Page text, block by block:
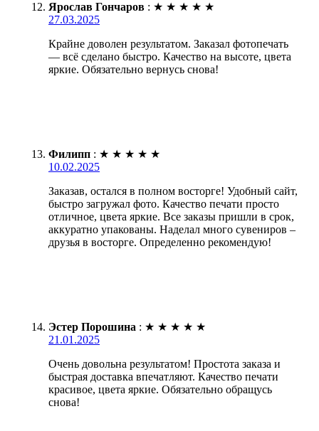
Ярослав Гончаров : ★ ★ ★ ★ ★
27.03.2025
Крайне доволен результатом. Заказал фотопечать
— всё сделано быстро. Качество на высоте, цвета
яркие. Обязательно вернусь снова!
Филипп : ★ ★ ★ ★ ★
10.02.2025
Заказав, остался в полном восторге! Удобный сайт,
быстро загружал фото. Качество печати просто
отличное, цвета яркие. Все заказы пришли в срок,
аккуратно упакованы. Наделал много сувениров –
друзья в восторге. Определенно рекомендую!
Эстер Порошина : ★ ★ ★ ★ ★
21.01.2025
Очень довольна результатом! Простота заказа и
быстрая доставка впечатляют. Качество печати
красивое, цвета яркие. Обязательно обращусь
снова!